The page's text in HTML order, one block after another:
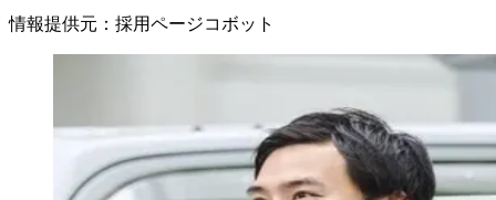
情報提供元 ： 採用ページコボット